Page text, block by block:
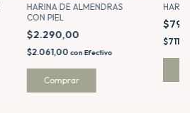
HARINA DE ALMENDRAS
CON PIEL
$2.290,00
$2.061,00 con Efectivo
Comprar